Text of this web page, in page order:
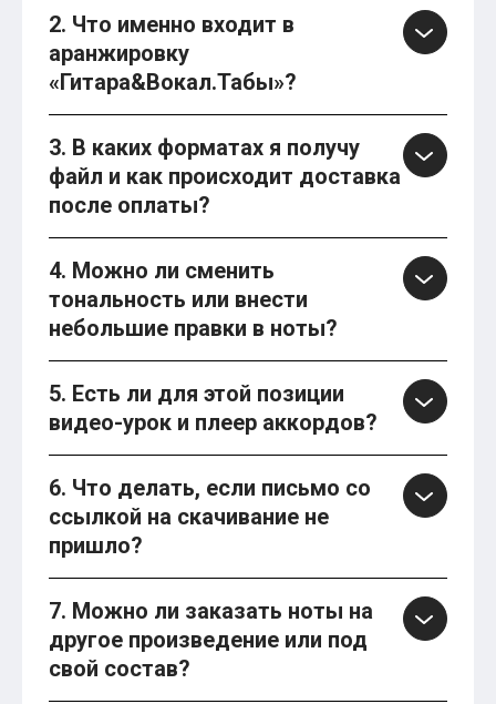
«Гитара&Вокал.Табы» на сайте доступны
такие издания для укулеле.)
2. Что именно входит в
аранжировку
«Гитара&Вокал.Табы»?
3. В каких форматах я получу
файл и как происходит доставка
после оплаты?
4. Можно ли сменить
тональность или внести
небольшие правки в ноты?
5. Есть ли для этой позиции
видео-урок и плеер аккордов?
6. Что делать, если письмо со
ссылкой на скачивание не
пришло?
7. Можно ли заказать ноты на
другое произведение или под
свой состав?